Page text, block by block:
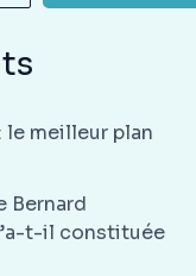
le meilleur plan
Bernard
t-il constituée